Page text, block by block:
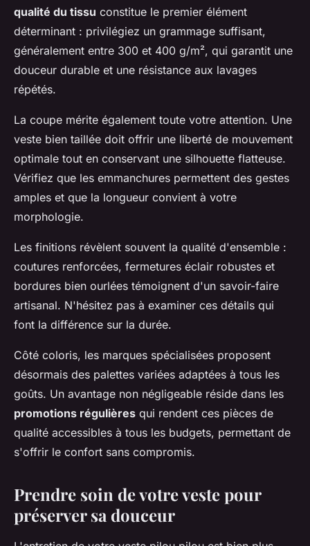
qualité du tissu constitue le premier élément
déterminant : privilégiez un grammage suffisant,
généralement entre 300 et 400 g/m², qui garantit une
douceur durable et une résistance aux lavages
répétés.
La coupe mérite également toute votre attention. Une
veste bien taillée doit offrir une liberté de mouvement
optimale tout en conservant une silhouette flatteuse.
Vérifiez que les emmanchures permettent des gestes
amples et que la longueur convient à votre
morphologie.
Les finitions révèlent souvent la qualité d'ensemble :
coutures renforcées, fermetures éclair robustes et
bordures bien ourlées témoignent d'un savoir-faire
artisanal. N'hésitez pas à examiner ces détails qui
font la différence sur la durée.
Côté coloris, les marques spécialisées proposent
désormais des palettes variées adaptées à tous les
goûts. Un avantage non négligeable réside dans les
promotions régulières qui rendent ces pièces de
qualité accessibles à tous les budgets, permettant de
s'offrir le confort sans compromis.
Prendre soin de votre veste pour
préserver sa douceur